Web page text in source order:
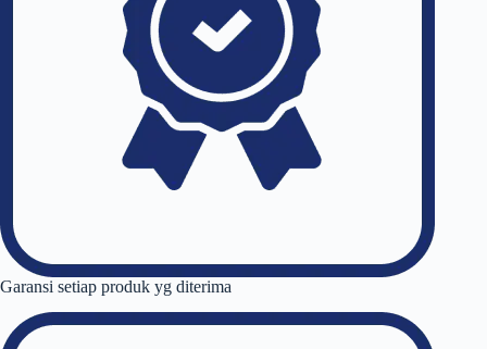
Garansi setiap produk yg diterima